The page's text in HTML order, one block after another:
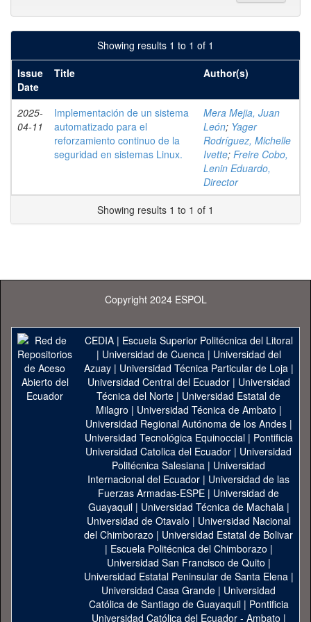
Showing results 1 to 1 of 1
Issue
Date
Title Author(s)
2025-
04-11
Implementación de un sistema
automatizado para el
reforzamiento continuo de la
seguridad en sistemas Linux.
Mera Mejia, Juan
León; Yager
Rodríguez, Michelle
Ivette; Freire Cobo,
Lenin Eduardo,
Director
Showing results 1 to 1 of 1
Copyright 2024 ESPOL
CEDIA| Escuela Superior Politécnica del Litoral
| Universidad de Cuenca| Universidad del
Azuay| Universidad Técnica Particular de Loja|
Universidad Central del Ecuador| Universidad
Técnica del Norte | Universidad Estatal de
Milagro | Universidad Técnica de Ambato |
Universidad Regional Autónoma de los Andes|
Universidad Tecnológica Equinoccial| Pontificia
Universidad Catolica del Ecuador | Universidad
Politécnica Salesiana | Universidad
Internacional del Ecuador | Universidad de las
Fuerzas Armadas-ESPE | Universidad de
Guayaquil| Universidad Técnica de Machala|
Universidad de Otavalo | Universidad Nacional
del Chimborazo | Universidad Estatal de Bolivar
| Escuela Politécnica del Chimborazo |
Universidad San Francisco de Quito |
Universidad Estatal Peninsular de Santa Elena|
Universidad Casa Grande | Universidad
Católica de Santiago de Guayaquil| Pontificia
Universidad Católica del Ecuador - Ambato |